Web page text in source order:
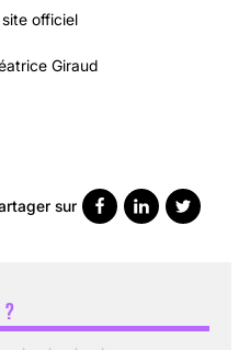
officiel
Giraud
sur
?